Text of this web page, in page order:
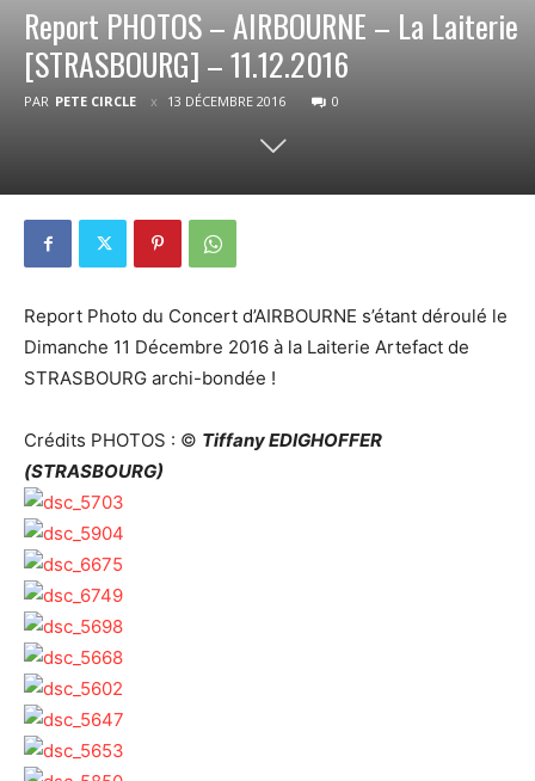
Report PHOTOS – AIRBOURNE – La Laiterie
[STRASBOURG] – 11.12.2016
PAR PETE CIRCLE 13 DÉCEMBRE 2016 0
Report Photo du Concert d’AIRBOURNE s’étant déroulé le
Dimanche 11 Décembre 2016 à la Laiterie Artefact de
STRASBOURG archi-bondée !
Crédits PHOTOS : © Tiffany EDIGHOFFER
(STRASBOURG)